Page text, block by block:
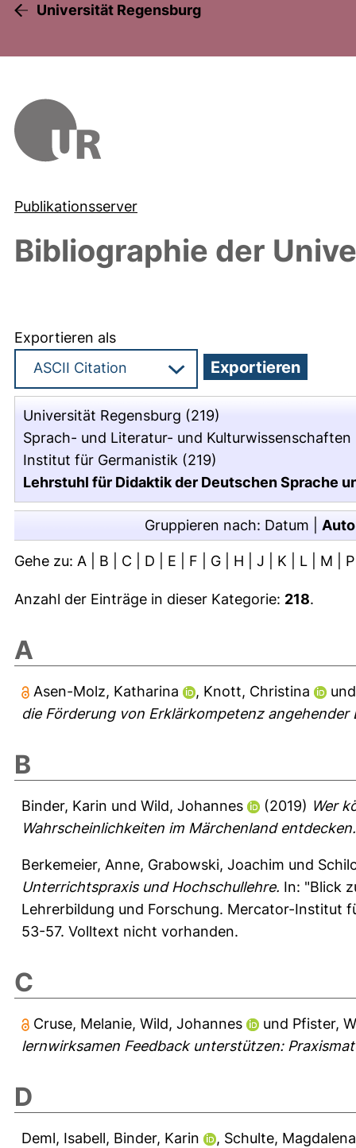
Universität Regensburg
Publikationsserver
Bibliographie der
Exportieren als
Universität Regensburg (219)
Sprach- und Literatur- und Kulturwissenschaften
Institut für Germanistik (219)
Lehrstuhl für Didaktik der Deutschen Sprache
Gruppieren nach: Datum
Gehe zu: A B C D E F G H J K L M P
Anzahl der Einträge in dieser Kategorie: 218.
A
Asen-Molz, Katharina , Knott, Christina
die Förderung von Erklärkompetenz angehender
B
Binder, Karin und Wild, Johannes (2019) Wer
Wahrscheinlichkeiten im Märchenland entdecken.
Berkemeier, Anne, Grabowski, Joachim und
Unterrichtspraxis und Hochschullehre. In: "Blick
Lehrerbildung und Forschung. Mercator-Institut
53-57. Volltext nicht vorhanden.
C
Cruse, Melanie, Wild, Johannes und Pfister,
lernwirksamen Feedback unterstützen:
D
Deml, Isabell, Binder, Karin , Schulte, Magdalena